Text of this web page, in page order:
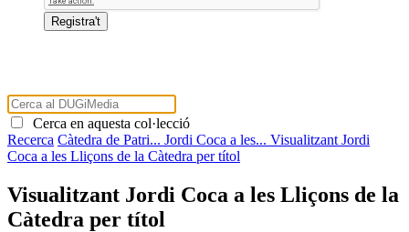
Cerca en aquesta col·lecció
Recerca Càtedra de Patri... Jordi Coca a les... Visualitzant Jordi
Coca a les Lliçons de la Càtedra per títol
Visualitzant Jordi Coca a les Lliçons de la
Càtedra per títol